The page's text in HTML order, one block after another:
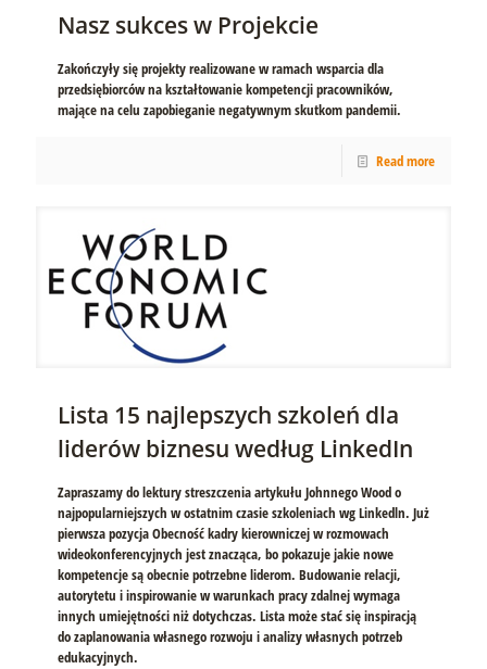
Nasz sukces w Projekcie
Zakończyły się projekty realizowane w ramach wsparcia dla
przedsiębiorców na kształtowanie kompetencji pracowników,
mające na celu zapobieganie negatywnym skutkom pandemii.
Read more
Lista 15 najlepszych szkoleń dla
liderów biznesu według LinkedIn
Zapraszamy do lektury streszczenia artykułu Johnnego Wood o
najpopularniejszych w ostatnim czasie szkoleniach wg Linkedln. Już
pierwsza pozycja Obecność kadry kierowniczej w rozmowach
wideokonferencyjnych jest znacząca, bo pokazuje jakie nowe
kompetencje są obecnie potrzebne liderom. Budowanie relacji,
autorytetu i inspirowanie w warunkach pracy zdalnej wymaga
innych umiejętności niż dotychczas. Lista może stać się inspiracją
do zaplanowania własnego rozwoju i analizy własnych potrzeb
edukacyjnych.